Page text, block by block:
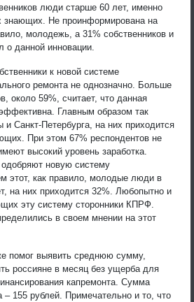
люди старше 60 лет, именно
знающих. Не проинформирована на
молодежь, а 31% собственников и
данной инновации.
к новой системе
ремонта не однозначно. Больше
около 59%, считает, что данная
Главным образом так
Санкт-Петербурга, на них приходится
При этом 67% респондентов не
высокий уровень заработка.
новую систему
этот, как правило, молодые люди в
на них приходится 32%. Любопытно и
эту систему сторонники КПРФ.
в своем мнении на этот
помог выявить среднюю сумму,
россияне в месяц без ущерба для
капремонта. Сумма
– 155 рублей. Примечательно и то, что